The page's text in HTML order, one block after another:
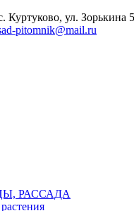
Куртуково, ул.
pitomnik@mail.ru
РАССАДА